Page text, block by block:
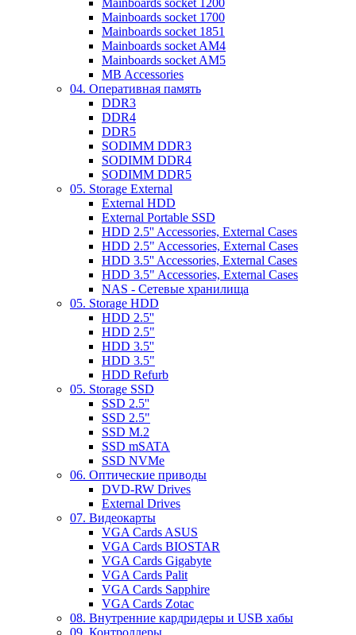
Mainboards socket 1200
Mainboards socket 1700
Mainboards socket 1851
Mainboards socket AM4
Mainboards socket AM5
MB Accessories
04. Оперативная память
DDR3
DDR4
DDR5
SODIMM DDR3
SODIMM DDR4
SODIMM DDR5
05. Storage External
External HDD
External Portable SSD
HDD 2.5'' Accessories, External Cases
HDD 2.5" Accessories, External Cases
HDD 3.5'' Accessories, External Cases
HDD 3.5" Accessories, External Cases
NAS - Сетевые хранилища
05. Storage HDD
HDD 2.5''
HDD 2.5"
HDD 3.5''
HDD 3.5"
HDD Refurb
05. Storage SSD
SSD 2.5''
SSD 2.5"
SSD M.2
SSD mSATA
SSD NVMe
06. Оптические приводы
DVD-RW Drives
External Drives
07. Видеокарты
VGA Cards ASUS
VGA Cards BIOSTAR
VGA Cards Gigabyte
VGA Cards Palit
VGA Cards Sapphire
VGA Cards Zotac
08. Внутренние кардридеры и USB хабы
09. Контроллеры